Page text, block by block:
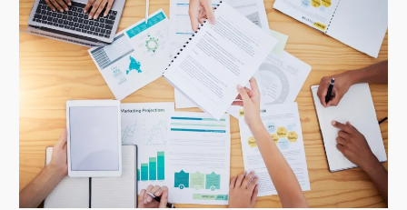
Pengetahuan
Penting
bagi
Admin
Tetap
Akurat,
Tepat
Waktu,
dan